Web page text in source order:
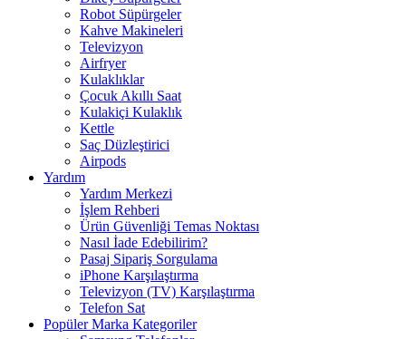
Robot Süpürgeler
Kahve Makineleri
Televizyon
Airfryer
Kulaklıklar
Çocuk Akıllı Saat
Kulakiçi Kulaklık
Kettle
Saç Düzleştirici
Airpods
Yardım
Yardım Merkezi
İşlem Rehberi
Ürün Güvenliği Temas Noktası
Nasıl İade Edebilirim?
Pasaj Sipariş Sorgulama
iPhone Karşılaştırma
Televizyon (TV) Karşılaştırma
Telefon Sat
Popüler Marka Kategoriler